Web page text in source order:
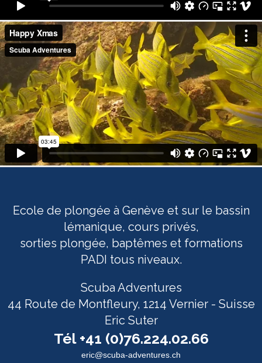
Ecole de plongée à Genève et sur le bassin
lémanique, cours privés,
sorties plongée, baptêmes et formations
PADI tous niveaux.
Scuba Adventures
44 Route de Montfleury, 1214 Vernier - Suisse
Eric Suter
Tél +41 (0)76.224.02.66
eric@scuba-adventures.ch